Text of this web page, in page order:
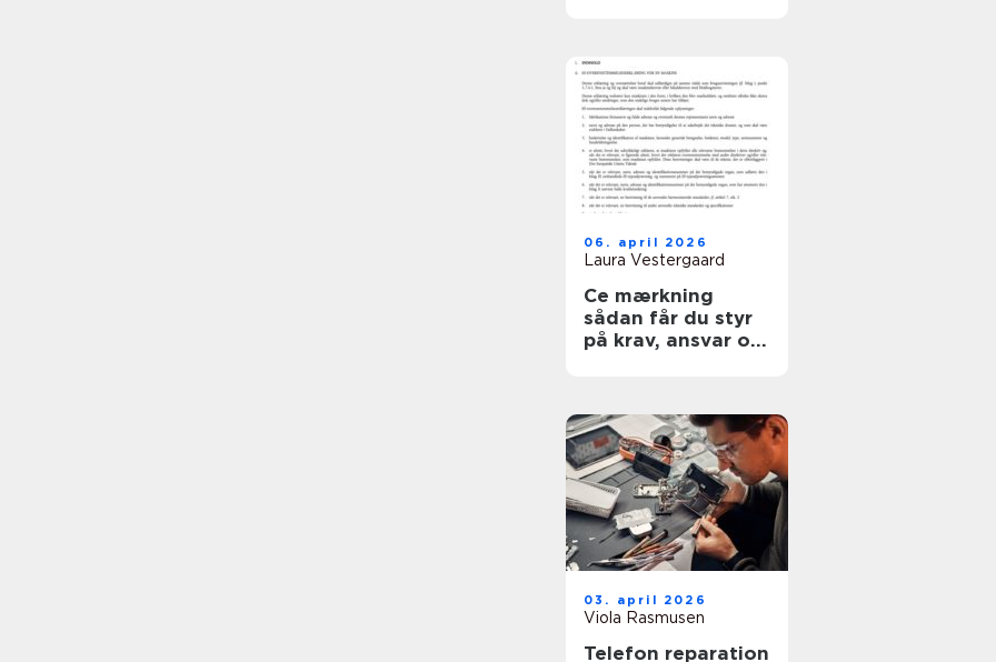
06. april 2026
Laura Vestergaard
Ce mærkning
sådan får du styr
på krav, ansvar og
03. april 2026
Viola Rasmusen
Telefon reparation